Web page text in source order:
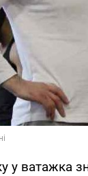
у ватажка